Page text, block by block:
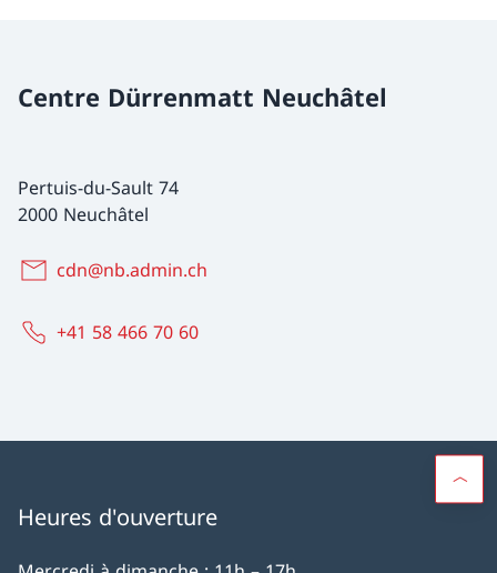
Centre Dürrenmatt Neuchâtel
Pertuis-du-Sault 74
2000 Neuchâtel
cdn@nb.admin.ch
+41 58 466 70 60
Heures d'ouverture